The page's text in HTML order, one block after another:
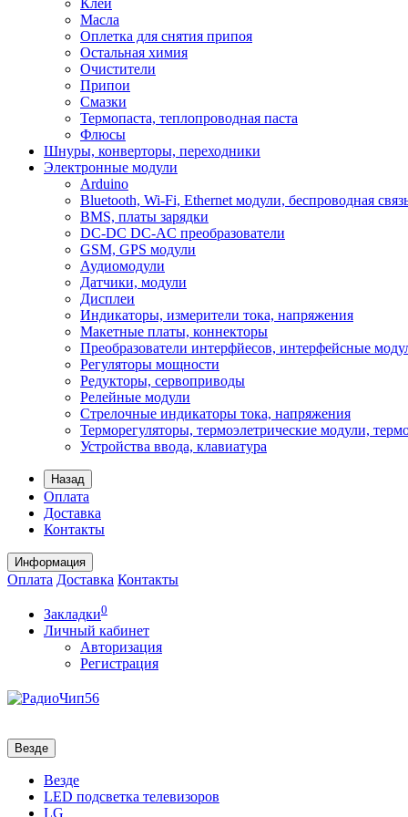
Клеи
Масла
Оплетка для снятия припоя
Остальная химия
Очистители
Припои
Смазки
Термопаста, теплопроводная паста
Флюсы
Шнуры, конверторы, переходники
Электронные модули
Arduino
Bluetooth, Wi-Fi, Ethernet модули, беспроводная
BMS, платы зарядки
DC-DC DC-AC преобразователи
GSM, GPS модули
Аудиомодули
Датчики, модули
Дисплеи
Индикаторы, измерители тока, напряжения
Макетные платы, коннекторы
Преобразователи интерфйесов, интерфейсные
Регуляторы мощности
Редукторы, сервоприводы
Релейные модули
Стрелочные индикаторы тока, напряжения
Терморегуляторы, термоэлетрические модули,
Устройства ввода, клавиатура
Назад
Оплата
Доставка
Контакты
Информация
Оплата Доставка Контакты
Закладки0
Личный кабинет
Авторизация
Регистрация
Везде
Везде
LED подсветка телевизоров
LG